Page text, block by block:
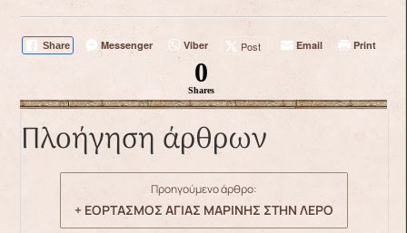
Share Messenger Viber Post Email Print
0
Shares
Πλοήγηση άρθρων
Προηγούμενο άρθρο:
+ ΕΟΡΤΑΣΜΟΣ ΑΓΙΑΣ ΜΑΡΙΝΗΣ ΣΤΗΝ ΛΕΡΟ